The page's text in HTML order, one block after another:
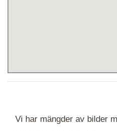
Vi har mängder av bilder